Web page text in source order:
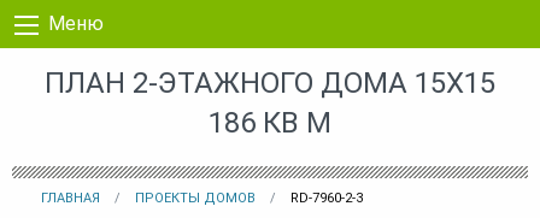
Перейти к контенту
Меню
ПЛАН 2-ЭТАЖНОГО ДОМА 15X15
186 КВ М
ГЛАВНАЯ ПРОЕКТЫ ДОМОВ RD-7960-2-3